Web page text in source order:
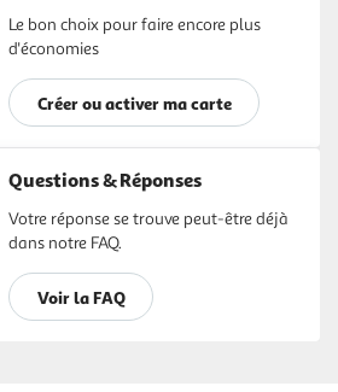
Le bon choix pour faire encore plus
d'économies
Créer ou activer ma carte
Questions & Réponses
Votre réponse se trouve peut-être déjà
dans notre FAQ.
Voir la FAQ